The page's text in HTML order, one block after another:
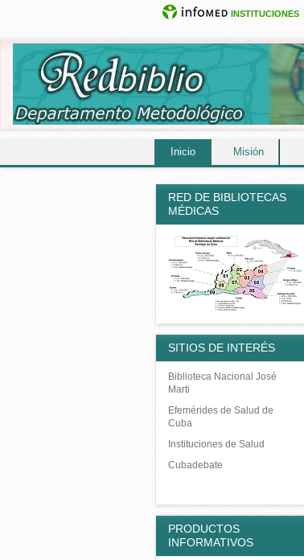
INSTITUCIONES
Inicio Misión
RED DE BIBLIOTECAS
MÉDICAS
SITIOS DE INTERÉS
Biblioteca Nacional José
Marti
Efemérides de Salud de
Cuba
Instituciones de Salud
Cubadebate
PRODUCTOS
INFORMATIVOS